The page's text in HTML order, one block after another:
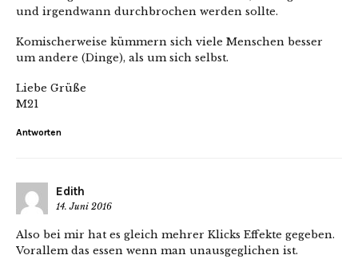
und irgendwann durchbrochen werden sollte.
Komischerweise kümmern sich viele Menschen besser
um andere (Dinge), als um sich selbst.
Liebe Grüße
M21
Antworten
Edith
14. Juni 2016
Also bei mir hat es gleich mehrer Klicks Effekte gegeben.
Vorallem das essen wenn man unausgeglichen ist.